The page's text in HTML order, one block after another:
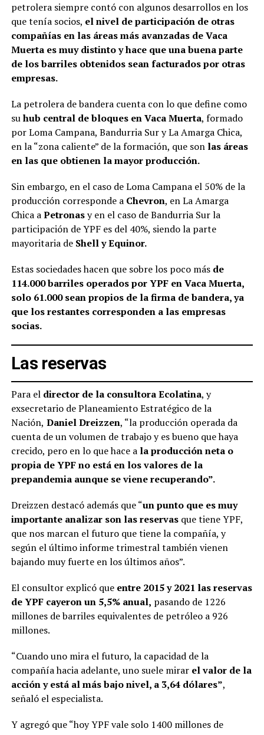
petrolera siempre contó con algunos desarrollos en los
que tenía socios, el nivel de participación de otras
compañías en las áreas más avanzadas de Vaca
Muerta es muy distinto y hace que una buena parte
de los barriles obtenidos sean facturados por otras
empresas.
La petrolera de bandera cuenta con lo que define como
suhub central de bloques en Vaca Muerta, formado
por Loma Campana, Bandurria Sur y La Amarga Chica,
en la “zona caliente” de la formación, que sonlas áreas
en las que obtienen la mayor producción.
Sin embargo, en el caso de Loma Campana el 50% de la
producción corresponde a Chevron, en La Amarga
Chica aPetronasy en el caso de Bandurria Sur la
participación de YPF es del 40%, siendo la parte
mayoritaria de Shell y Equinor.
Estas sociedades hacen que sobre los poco más de
114.000 barriles operados por YPF en Vaca Muerta,
solo 61.000 sean propios de la firma de bandera, ya
que los restantes corresponden a las empresas
socias.
Las reservas
Para el director de la consultora Ecolatina, y
exsecretario de Planeamiento Estratégico de la
Nación, Daniel Dreizzen, “la producción operada da
cuenta de un volumen de trabajo y es bueno que haya
crecido, pero en lo que hace a la producción neta o
propia de YPF no está en los valores de la
prepandemia aunque se viene recuperando”.
Dreizzen destacó además que “un punto que es muy
importante analizar son las reservasque tiene YPF,
que nos marcan el futuro que tiene la compañía, y
según el último informe trimestral también vienen
bajando muy fuerte en los últimos años”.
El consultor explicó que entre 2015 y 2021 las reservas
de YPF cayeron un 5,5% anual, pasando de 1226
millones de barriles equivalentes de petróleo a 926
millones.
“Cuando uno mira el futuro, la capacidad de la
compañía hacia adelante, uno suele mirar el valor de la
acción y está al más bajo nivel, a 3,64 dólares”,
señaló el especialista.
Y agregó que “hoy YPF vale solo 1400 millones de